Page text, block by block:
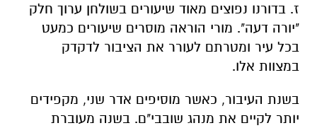
ז. בדורנו נפוצים מאוד שיעורים בשולחן ערוך חלק
"יורה דעה". מורי הוראה מוסרים שיעורים כמעט
בכל עיר ומטרתם לעורר את הציבור לדקדק
במצוות אלו.
בשנת העיבור, כאשר מוסיפים אדר שני, מקפידים
יותר לקיים את מנהג שובבי"ם. בשנה מעוברת